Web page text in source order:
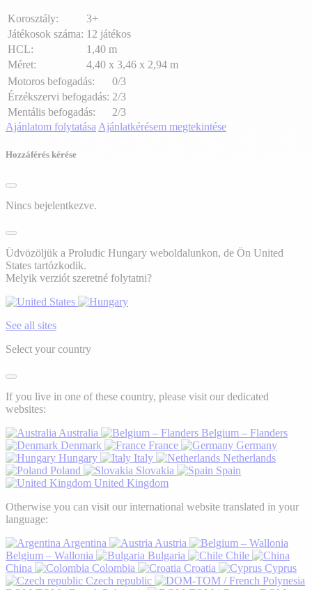
Korosztály:
3+
Játékosok száma: 12 játékos
HCL:
1,40 m
Méret:
4,40 x 3,46 x 2,94 m
Motoros befogadás:
0/3
Érzékszervi befogadás: 2/3
Mentális befogadás:
2/3
Ajánlatom folytatása Ajánlatkérésem megtekintése
Hozzáférés kérése
Nincs bejelentkezve.
Üdvözöljük a Proludic Hungary weboldalunkon, de Ön United
States tartózkodik.
Melyik verziót szeretné folytatni?
See all sites
Select your country
If you live in one of these country, please visit our dedicated
websites:
Australia
Belgium – Flanders
Denmark
France
Germany
Hungary
Italy
Netherlands
Poland
Slovakia
Spain
United Kingdom
Otherwise you can visit our international website translated in your
language:
Argentina
Austria
Belgium – Wallonia
Bulgaria
Chile
China
Colombia Croatia
Cyprus
Czech republic